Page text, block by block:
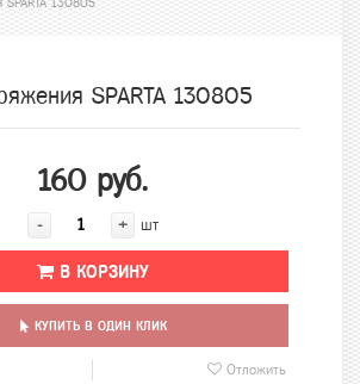
SPARTA 130805
160 руб.
- + шт
В КОРЗИНУ
КУПИТЬ В ОДИН КЛИК
Отложить